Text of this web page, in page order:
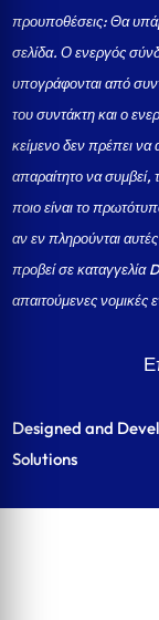
προυποθέσεις: Θα
σελίδα.Ο ενεργός
υπογράφονται από
του συντάκτη και ο
κείμενο δεν πρέπει να
απαραίτητο να συμβεί,
ποιο είναι το
αν εν πληρούνται
προβεί σε καταγγελία
απαιτούμενες νομικές
Designed and
Solutions